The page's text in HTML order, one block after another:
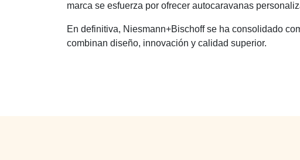
marca se esfuerza por ofrecer autocaravanas
En definitiva, Niesmann+Bischoff se ha consolidado
combinan diseño, innovación y calidad superior.